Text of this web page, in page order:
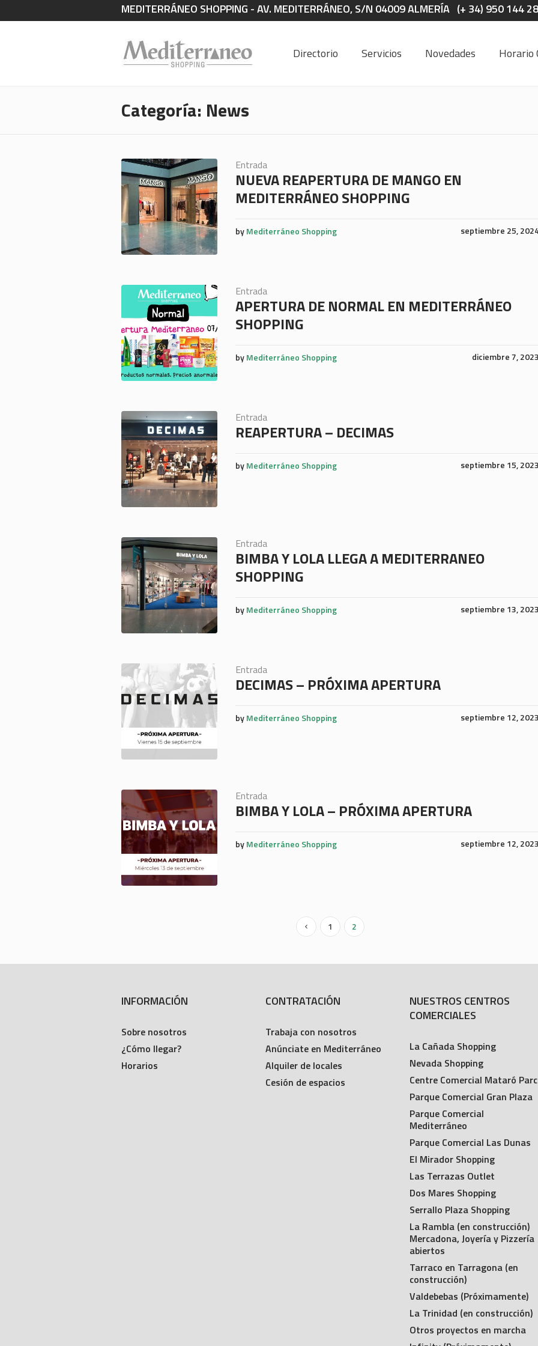
MEDITERRÁNEO SHOPPING - AV. MEDITERRÁNEO, S/N 04009 ALMERÍA (+ 34) 950 144
Directorio Servicios Novedades Horario
Categoría: News
Entrada
NUEVA REAPERTURA DE MANGO EN
MEDITERRÁNEO SHOPPING
septiembre 25,
byMediterráneo Shopping
Entrada
APERTURA DE NORMAL EN MEDITERRÁNEO
SHOPPING
diciembre 7,
byMediterráneo Shopping
Entrada
REAPERTURA – DECIMAS
septiembre 15,
byMediterráneo Shopping
Entrada
BIMBA Y LOLA LLEGA A MEDITERRANEO
SHOPPING
septiembre 13,
byMediterráneo Shopping
Entrada
DECIMAS – PRÓXIMA APERTURA
septiembre 12,
byMediterráneo Shopping
Entrada
BIMBA Y LOLA – PRÓXIMA APERTURA
septiembre 12,
byMediterráneo Shopping
1 2
INFORMACIÓN
Sobre nosotros
¿Cómo llegar?
Horarios
CONTRATACIÓN
Trabaja con nosotros
Anúnciate en Mediterráneo
Alquiler de locales
Cesión de espacios
NUESTROS CENTROS
COMERCIALES
La Cañada Shopping
Nevada Shopping
Centre Comercial Mataró Parc
Parque Comercial Gran Plaza
Parque Comercial
Mediterráneo
Parque Comercial Las Dunas
El Mirador Shopping
Las Terrazas Outlet
Dos Mares Shopping
Serrallo Plaza Shopping
La Rambla (en construcción)
Mercadona, Joyería y Pizzería
abiertos
Tarraco en Tarragona (en
construcción)
Valdebebas (Próximamente)
La Trinidad (en construcción)
Otros proyectos en marcha